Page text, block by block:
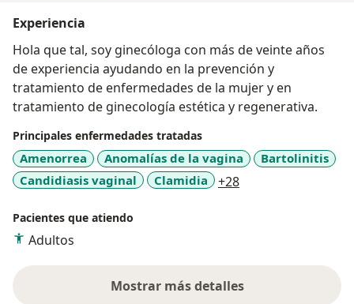
Experiencia
Hola que tal, soy ginecóloga con más de veinte años
de experiencia ayudando en la prevención y
tratamiento de enfermedades de la mujer y en
tratamiento de ginecología estética y regenerativa.
Principales enfermedades tratadas
Amenorrea Anomalías de la vagina
Bartolinitis
Candidiasis vaginal
Clamidia +28
Pacientes que atiendo
Adultos
Mostrar más detalles
sobre la experiencia